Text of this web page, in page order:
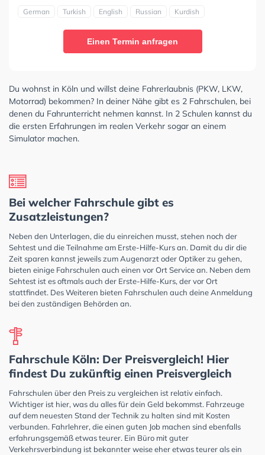
German Turkish English Russian Kurdish
Einen Termin anfragen
Du wohnst in Köln und willst deine Fahrerlaubnis (PKW, LKW,
Motorrad) bekommen? In deiner Nähe gibt es 2 Fahrschulen, bei
denen du Fahrunterricht nehmen kannst. In 2 Schulen kannst du
die ersten Erfahrungen im realen Verkehr sogar an einem
Simulator machen.
Bei welcher Fahrschule gibt es
Zusatzleistungen?
Neben den Unterlagen, die du einreichen musst, stehen noch der
Sehtest und die Teilnahme am Erste-Hilfe-Kurs an. Damit du dir die
Zeit sparen kannst jeweils zum Augenarzt oder Optiker zu gehen,
bieten einige Fahrschulen auch einen vor Ort Service an. Neben dem
Sehtest ist es oftmals auch der Erste-Hilfe-Kurs, der vor Ort
stattfindet. Des Weiteren bieten Fahrschulen auch deine Anmeldung
bei den zuständigen Behörden an.
Fahrschule Köln: Der Preisvergleich! Hier
findest Du zukünftig einen Preisvergleich
Fahrschulen über den Preis zu vergleichen ist relativ einfach.
Wichtiger ist hier, was du alles für dein Geld bekommst. Fahrzeuge
auf dem neuesten Stand der Technik zu halten sind mit Kosten
verbunden. Fahrlehrer, die einen guten Job machen sind ebenfalls
erfahrungsgemäß etwas teurer. Ein Büro mit guter
Verkehrsverbindung ist bekannter weise eher etwas teurer als ein